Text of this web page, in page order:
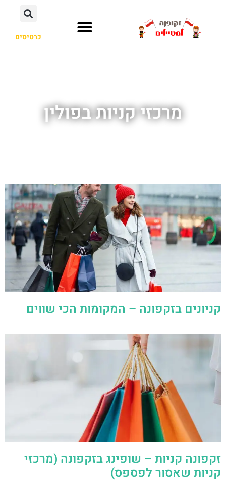
כרטיסים
מרכזי קניות בפולין
קניונים בזקפונה – המקומות הכי שווים
זקפונה קניות – שופינג בזקפונה (מרכזי
קניות שאסור לפספס)